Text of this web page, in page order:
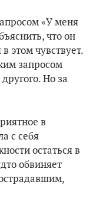
«У меня
что он
этом чувствует.
запросом
Но за
в
с себя
остаться в
обвиняет